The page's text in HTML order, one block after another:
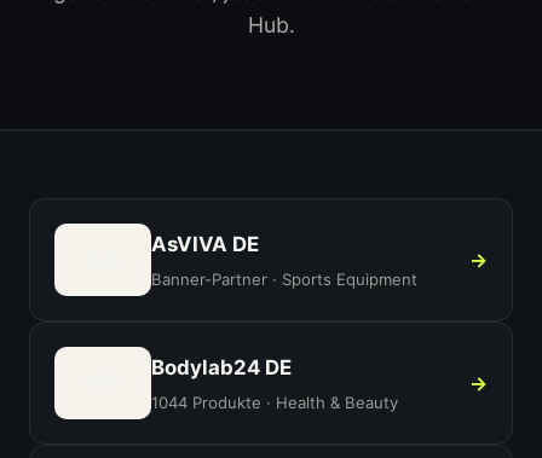
Hub.
AsVIVA DE
Banner-Partner · Sports Equipment
→
Bodylab24 DE
1044 Produkte · Health & Beauty
→